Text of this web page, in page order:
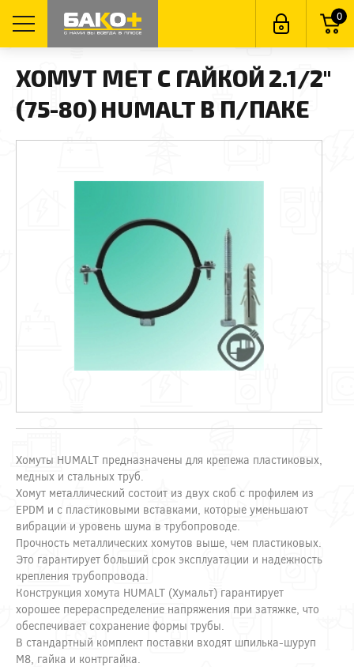
0
ХОМУТ МЕТ С ГАЙКОЙ 2.1/2"
(75-80) HUMALT В П/ПАКЕ
Хомуты HUMALT предназначены для крепежа пластиковых,
медных и стальных труб.
Хомут металлический состоит из двух скоб с профилем из
EPDM и с пластиковыми вставками, которые уменьшают
вибрации и уровень шума в трубопроводе.
Прочность металлических хомутов выше, чем пластиковых.
Это гарантирует больший срок эксплуатации и надежность
крепления трубопровода.
Конструкция хомута HUMALT (Хумальт) гарантирует
хорошее перераспределение напряжения при затяжке, что
обеспечивает сохранение формы трубы.
В стандартный комплект поставки входят шпилька-шуруп
М8, гайка и контргайка.